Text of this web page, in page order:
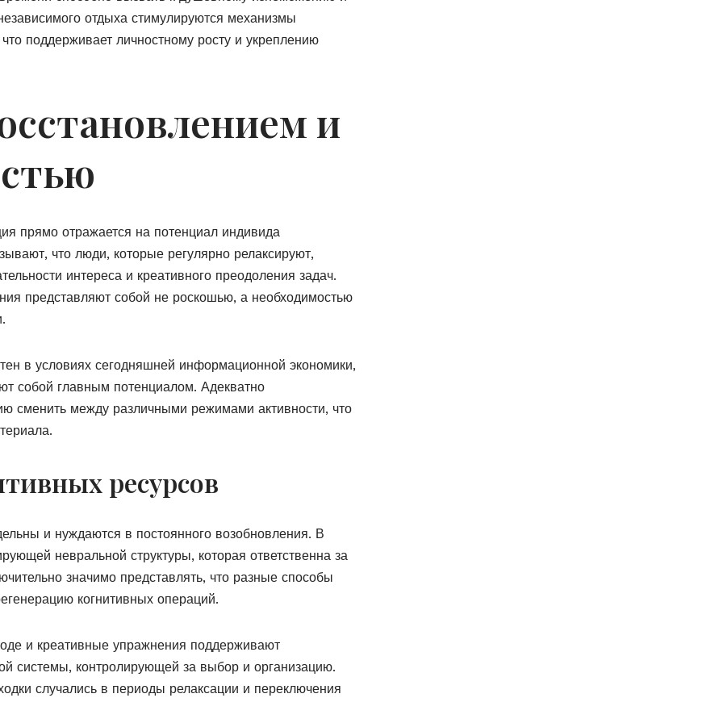
отдыха стимулируются механизмы
поддерживает личностному росту и укреплению
и
прямо отражается на потенциал индивида
что люди, которые регулярно релаксируют,
интереса и креативного преодоления задач.
представляют собой не роскошью, а необходимостью
в условиях сегодняшней информационной экономики,
собой главным потенциалом. Адекватно
сменить между различными режимами активности, что
ресурсов
и нуждаются в постоянного возобновления. В
невральной структуры, которая ответственна за
значимо представлять, что разные способы
когнитивных операций.
и креативные упражнения поддерживают
системы, контролирующей за выбор и организацию.
случались в периоды релаксации и переключения